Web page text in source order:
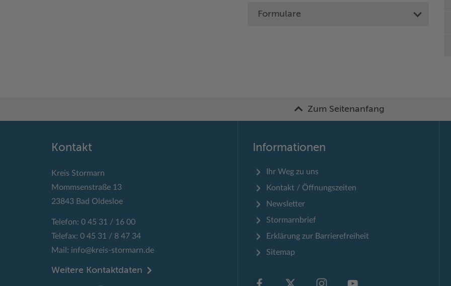
Formulare
Zum Seitenanfang
Kontakt
Kreis Stormarn
Mommsenstraße 13
23843 Bad Oldesloe
Telefon: 0 45 31 / 16 00
Telefax: 0 45 31 / 8 47 34
Mail: info@kreis-stormarn.de
Weitere Kontaktdaten
Informationen
Ihr Weg zu uns
Kontakt / Öffnungszeiten
Newsletter
Stormarnbrief
Erklärung zur Barrierefreiheit
Sitemap